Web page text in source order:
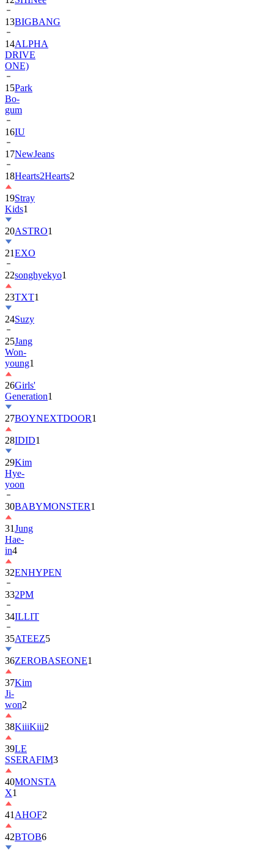
13BIGBANG
14ALPHA
DRIVE
ONE)
15Park
Bo-
gum
16IU
17NewJeans
18Hearts2Hearts2
19Stray
Kids1
20ASTRO1
21EXO
22songhyekyo1
23TXT1
24Suzy
25Jang
Won-
young1
26Girls'
Generation1
27BOYNEXTDOOR1
28IDID1
29Kim
Hye-
yoon
30BABYMONSTER1
31Jung
Hae-
in4
32ENHYPEN
332PM
34ILLIT
35ATEEZ5
36ZEROBASEONE1
37Kim
Ji-
won2
38KiiiKiii2
39LE
SSERAFIM3
40MONSTA
X1
41 AHOF2
42BTOB6